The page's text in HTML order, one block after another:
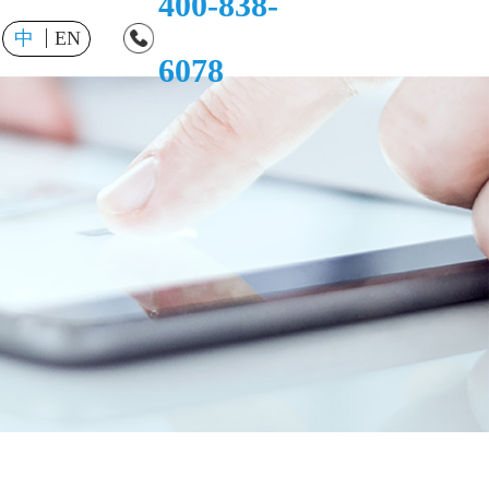
中 EN
6078